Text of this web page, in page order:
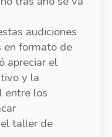
audiciones
en formato de
apreciar el
y la
entre los
taller de